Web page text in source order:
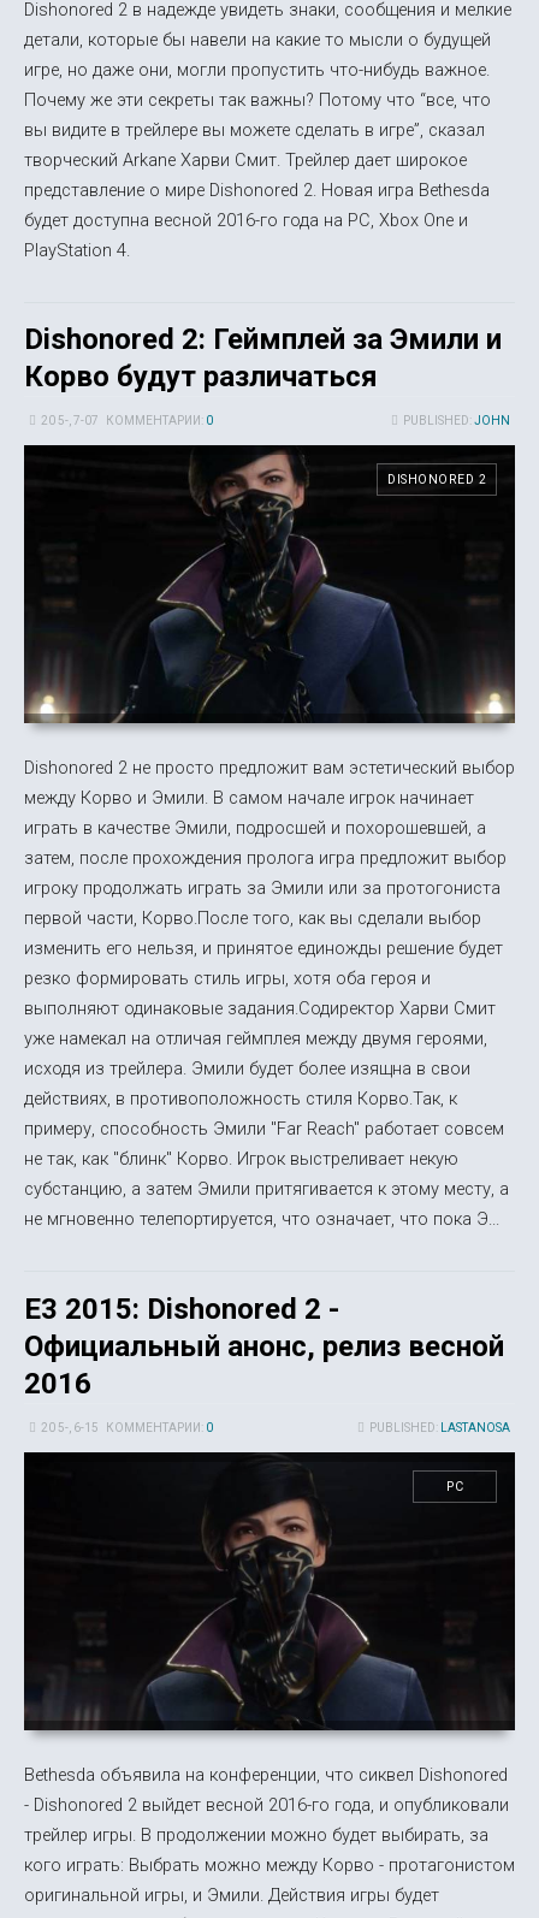
Dishonored 2 в надежде увидеть знаки, сообщения и мелкие
детали, которые бы навели на какие то мысли о будущей
игре, но даже они, могли пропустить что-нибудь важное.
Почему же эти секреты так важны? Потому что “все, что
вы видите в трейлере вы можете сделать в игре”, сказал
творческий Arkane Харви Смит. Трейлер дает широкое
представление о мире Dishonored 2. Новая игра Bethesda
будет доступна весной 2016-го года на PC, Xbox One и
PlayStation 4.
Dishonored 2: Геймплей за Эмили и
Корво будут различаться
PUBLISHED:JOHN
20 5-, 7-07 КОММЕНТАРИИ: 0
DISHONORED 2
Dishonored 2 не просто предложит вам эстетический выбор
между Корво и Эмили. В самом начале игрок начинает
играть в качестве Эмили, подросшей и похорошевшей, а
затем, после прохождения пролога игра предложит выбор
игроку продолжать играть за Эмили или за протогониста
первой части, Корво.После того, как вы сделали выбор
изменить его нельзя, и принятое единожды решение будет
резко формировать стиль игры, хотя оба героя и
выполняют одинаковые задания.Содиректор Харви Смит
уже намекал на отличая геймплея между двумя героями,
исходя из трейлера. Эмили будет более изящна в свои
действиях, в противоположность стиля Корво.Так, к
примеру, способность Эмили "Far Reach" работает совсем
не так, как "блинк" Корво. Игрок выстреливает некую
субстанцию, а затем Эмили притягивается к этому месту, а
не мгновенно телепортируется, что означает, что пока Э...
E3 2015: Dishonored 2 -
Официальный анонс, релиз весной
2016
PUBLISHED: LASTANOSA
20 5-, 6-15 КОММЕНТАРИИ: 0
PC
Bethesda объявила на конференции, что сиквел Dishonored
- Dishonored 2 выйдет весной 2016-го года, и опубликовали
трейлер игры. В продолжении можно будет выбирать, за
кого играть: Выбрать можно между Корво - протагонистом
оригинальной игры, и Эмили. Действия игры будет